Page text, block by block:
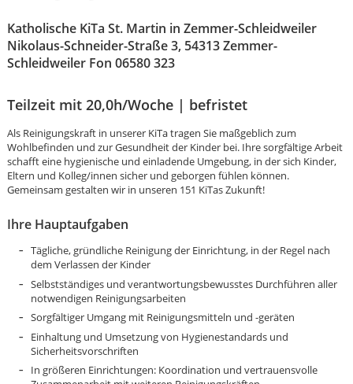
Katholische KiTa St. Martin in Zemmer-Schleidweiler
Nikolaus-Schneider-Straße 3, 54313 Zemmer-
Schleidweiler Fon 06580 323
Teilzeit mit 20,0h/Woche | befristet
Als Reinigungskraft in unserer KiTa tragen Sie maßgeblich zum
Wohlbefinden und zur Gesundheit der Kinder bei. Ihre sorgfältige Arbeit
schafft eine hygienische und einladende Umgebung, in der sich Kinder,
Eltern und Kolleg/innen sicher und geborgen fühlen können.
Gemeinsam gestalten wir in unseren 151 KiTas Zukunft!
Ihre Hauptaufgaben
Tägliche, gründliche Reinigung der Einrichtung, in der Regel nach
dem Verlassen der Kinder
Selbstständiges und verantwortungsbewusstes Durchführen aller
notwendigen Reinigungsarbeiten
Sorgfältiger Umgang mit Reinigungsmitteln und -geräten
Einhaltung und Umsetzung von Hygienestandards und
Sicherheitsvorschriften
In größeren Einrichtungen: Koordination und vertrauensvolle
Karte anzeigen